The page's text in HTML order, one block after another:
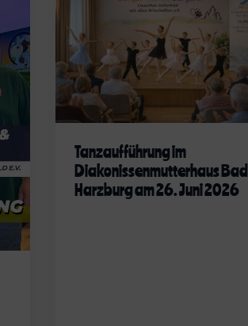
Tanzaufführung im
Diakonissenmutterhaus Bad
Harzburg am 26. Juni 2026